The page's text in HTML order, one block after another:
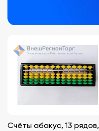
Счёты абакус, 13 рядов,